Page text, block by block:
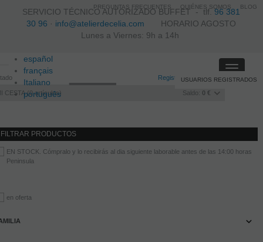
SERVICIO TÉCNICO AUTORIZADO BUFFET -tlf.96 381
30 96 · info@atelierdecelia.com HORARIO AGOSTO
Lunes a Viernes: 9h a 14h
español
français
Italiano
português
Registro /Iniciar sesión
CESTA 0artículos Saldo: 0 €
USUARIOS REGISTRADOS
Toggle
FILTRAR PRODUCTOS
EN STOCK. Cómpralo y lo recibirás al dia siguiente laborable antes de las 14:00 horas
Peninsula
en oferta
PREGUNTAS FRECUENTES QUIÉNES SOMOS BLOG